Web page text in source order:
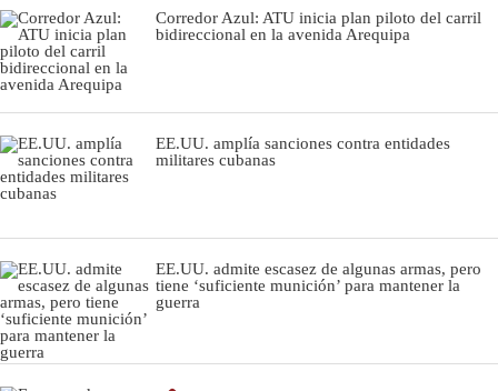
Corredor Azul: ATU inicia plan piloto del carril
bidireccional en la avenida Arequipa
EE.UU. amplía sanciones contra entidades
militares cubanas
EE.UU. admite escasez de algunas armas, pero
tiene ‘suficiente munición’ para mantener la
guerra